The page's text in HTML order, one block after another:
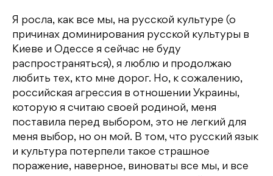
Я росла, как все мы, на русской культуре (о
причинах доминирования русской культуры в
Киеве и Одессе я сейчас не буду
распространяться), я люблю и продолжаю
любить тех, кто мне дорог. Но, к сожалению,
российская агрессия в отношении Украины,
которую я считаю своей родиной, меня
поставила перед выбором, это не легкий для
меня выбор, но он мой. В том, что русский язык
и культура потерпели такое страшное
поражение, наверное, виноваты все мы, и все